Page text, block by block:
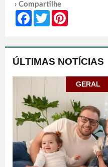
› Compartilhe
FacebookTwitter
ÚLTIMAS NOTÍCIAS
GERAL